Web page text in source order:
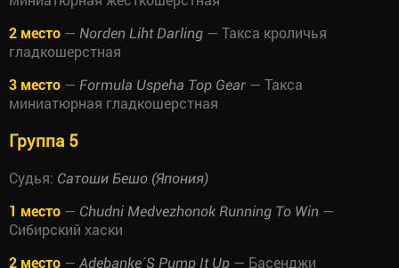
2 место — Norden Liht Darling — Такса кроличья
гладкошерстная
3 место — Formula Uspeha Top Gear — Такса
миниатюрная гладкошерстная
Группа 5
Судья: Сатоши Бешо (Япония)
1 место — Chudni Medvezhonok Running To Win —
Сибирский хаски
2 место — Adebanke´S Pump It Up — Басенджи